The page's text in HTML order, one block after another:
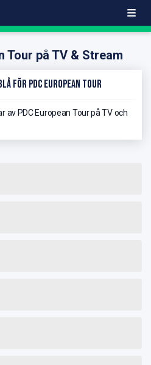
Tour på TV & Stream
för PDC European Tour
av PDC European Tour på TV och